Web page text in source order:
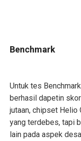
Benchmark
Untuk tes
berhasil dapetin
jutaan, chipset Helio
yang terdebes, tapi
lain pada aspek